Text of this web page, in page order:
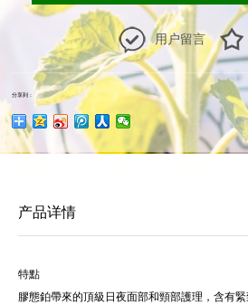
用户留言
分享到：
产品详情
特點
膠態鉑帶來的頂級日夜面部和頸部護理，含有